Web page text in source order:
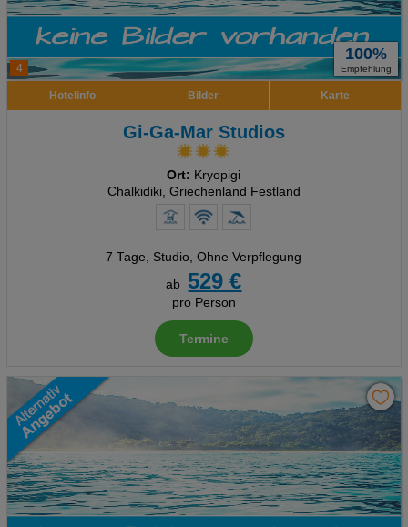
4
100%
Empfehlung
Hotelinfo Bilder Karte
Gi-Ga-Mar Studios
Ort: Kryopigi
Chalkidiki, Griechenland Festland
7 Tage, Studio, Ohne Verpflegung
ab
529 €
pro Person
Termine